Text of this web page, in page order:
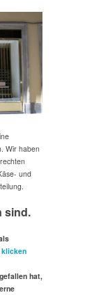
Wir haben
und
sind.
hat,